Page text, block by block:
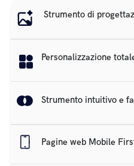
Strumento di
Personalizzazione
Strumento intuitivo e
Pagine web Mobile